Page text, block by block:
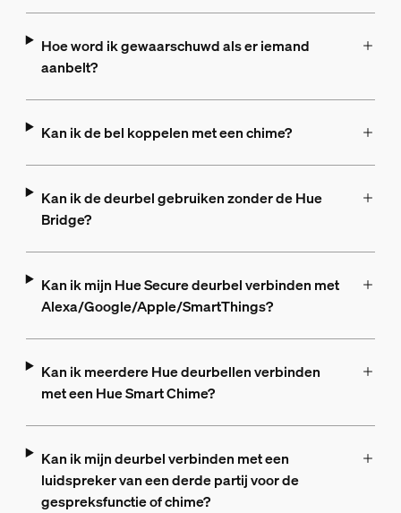
Hoe word ik gewaarschuwd als er iemand
aanbelt?
Kan ik de bel koppelen met een chime?
Kan ik de deurbel gebruiken zonder de Hue
Bridge?
Kan ik mijn Hue Secure deurbel verbinden met
Alexa/Google/Apple/SmartThings?
Kan ik meerdere Hue deurbellen verbinden
met een Hue Smart Chime?
Kan ik mijn deurbel verbinden met een
luidspreker van een derde partij voor de
gespreksfunctie of chime?